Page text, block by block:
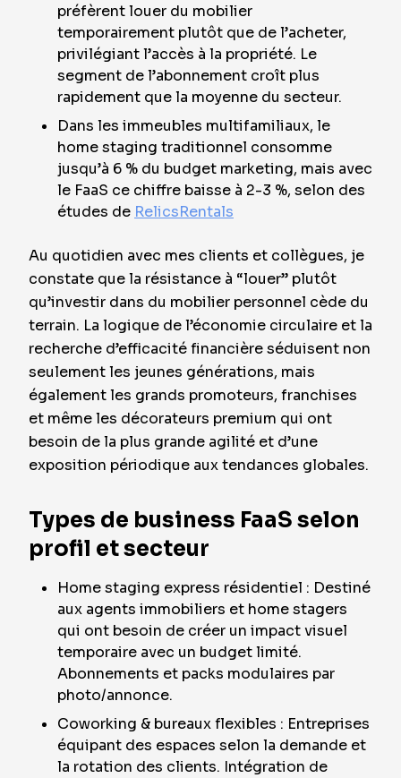
préfèrent louer du mobilier
temporairement plutôt que de l’acheter,
privilégiant l’accès à la propriété. Le
segment de l’abonnement croît plus
rapidement que la moyenne du secteur.
Dans les immeubles multifamiliaux, le
home staging traditionnel consomme
jusqu’à 6 % du budget marketing, mais avec
le FaaS ce chiffre baisse à 2-3 %, selon des
études de RelicsRentals
Au quotidien avec mes clients et collègues, je
constate que la résistance à “louer” plutôt
qu’investir dans du mobilier personnel cède du
terrain. La logique de l’économie circulaire et la
recherche d’efficacité financière séduisent non
seulement les jeunes générations, mais
également les grands promoteurs, franchises
et même les décorateurs premium qui ont
besoin de la plus grande agilité et d’une
exposition périodique aux tendances globales.
Types de business FaaS selon
profil et secteur
Home staging express résidentiel : Destiné
aux agents immobiliers et home stagers
qui ont besoin de créer un impact visuel
temporaire avec un budget limité.
Abonnements et packs modulaires par
photo/annonce.
Coworking & bureaux flexibles : Entreprises
équipant des espaces selon la demande et
la rotation des clients. Intégration de